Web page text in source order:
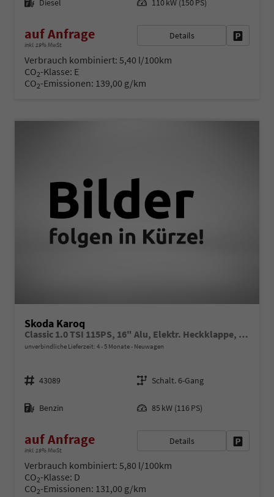
Diesel 110 kW (150 PS)
auf Anfrage
inkl. 19% MwSt.
Details
Verbrauch kombiniert: 5,40 l/100km
CO2-Klasse: E
CO2-Emissionen: 139,00 g/km
Skoda Karoq
Classic 1.0 TSI 115PS, 16" Alu, Elektr. Heckklappe, Parksensoren vo/hi, Rückfahrkamera, Climatronic, Tempomat, Radio 8"+Smartlink, Kessy, Virtual Cockpit, Sitzheizung, Dachreling, SunSet
unverbindliche Lieferzeit: 4 - 5 Monate Neuwagen
Fahrzeugnr.
43089
Getriebe
Schalt. 6-Gang
Kraftstoff
Benzin 85 kW (116 PS)
auf Anfrage
inkl. 19% MwSt.
Details
Verbrauch kombiniert: 5,80 l/100km
CO2-Klasse: D
CO2-Emissionen: 131,00 g/km